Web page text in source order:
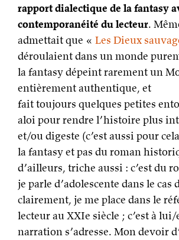
rapport dialectique de la fantasy
contemporanéité du lecteur.
admettait que « Les Dieux
déroulaient dans un monde
la fantasy dépeint rarement un
entièrement authentique, et
fait toujours quelques petites
aloi pour rendre l’histoire plus
et/ou digeste (c’est aussi pour
la fantasy et pas du roman
d’ailleurs, triche aussi : c’est du
je parle d’adolescente dans le cas
clairement, je me place dans le
lecteur au XXIe siècle ; c’est à
narration s’adresse. Mon devoir